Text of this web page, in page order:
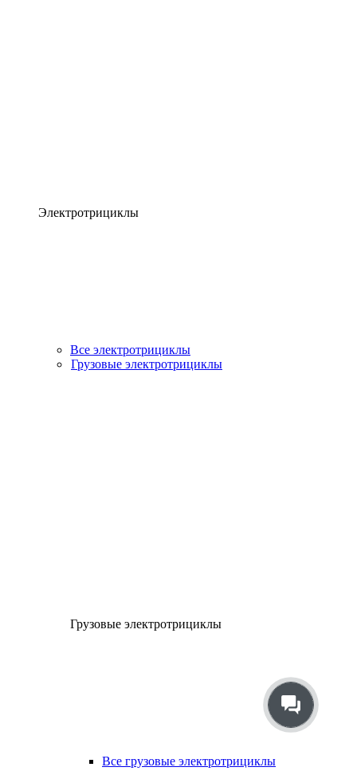
Электротрициклы
Все электротрициклы
Грузовые электротрициклы
Грузовые электротрициклы
Все грузовые электротрициклы